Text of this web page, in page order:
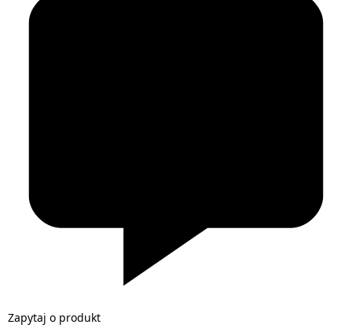
Zapytaj o produkt